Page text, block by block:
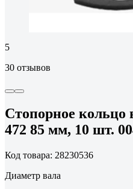
5
30 отзывов
Стопорное кольцо
472 85 мм, 10 шт.
Код товара: 28230536
Диаметр вала